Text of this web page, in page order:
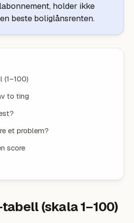
holder ikke
beste boliglånsrenten.
(1–100)
to ting
et problem?
score
(skala 1–100)